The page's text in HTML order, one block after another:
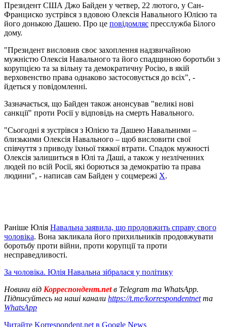
Президент США Джо Байден у четвер, 22 лютого, у Сан-
Франциско зустрівся з вдовою Олексія Навального Юлією та
його донькою Дашею. Про це повідомляє пресслужба Білого
дому.
"Президент висловив своє захоплення надзвичайною
мужністю Олексія Навального та його спадщиною боротьби з
корупцією та за вільну та демократичну Росію, в якій
верховенство права однаково застосовується до всіх", -
йдеться у повідомленні.
Зазначається, що Байден також анонсував "великі нові
санкції" проти Росії у відповідь на смерть Навального.
"Сьогодні я зустрівся з Юлією та Дашею Навальними –
близькими Олексія Навального – щоб висловити свої
співчуття з приводу їхньої тяжкої втрати. Спадок мужності
Олексія залишиться в Юлі та Даші, а також у незліченних
людей по всій Росії, які борються за демократію та права
людини", - написав сам Байден у соцмережі X.
Раніше Юлія Навальна заявила, що продовжить справу свого
чоловіка. Вона закликала його прихильників продовжувати
боротьбу проти війни, проти корупції та проти
несправедливості.
За чоловіка. Юлія Навальна зібралася у політику
Новини від Корреспондент.netв Telegram та WhatsApp.
Підписуйтесь на наші канали https://t.me/korrespondentnetта
WhatsApp
Читайте Korrespondent.net в Google News